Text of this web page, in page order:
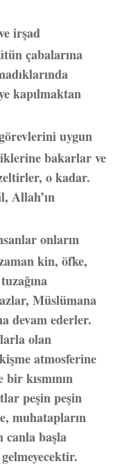
irşad
çabalarına
kapılmaktan
uygun
bakarlar ve
o kadar.
Allah’ın
onların
kin, öfke,
Müslümana
devam ederler.
olan
atmosferine
kısmının
peşin peşin
muhatapların
canla başla